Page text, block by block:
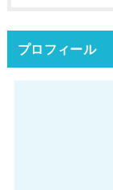
プロフィール